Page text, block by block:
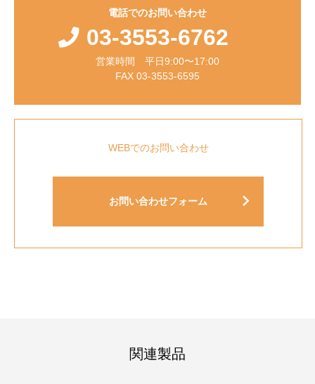
電話でのお問い合わせ
03-3553-6762
営業時間 平日9:00〜17:00
FAX 03-3553-6595
WEBでのお問い合わせ
お問い合わせフォーム
関連製品